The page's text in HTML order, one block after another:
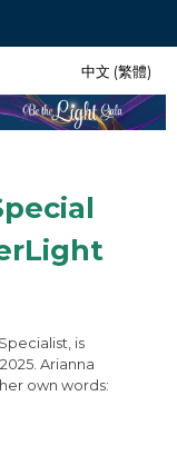
中文 (繁體)
is
Arianna
own words: